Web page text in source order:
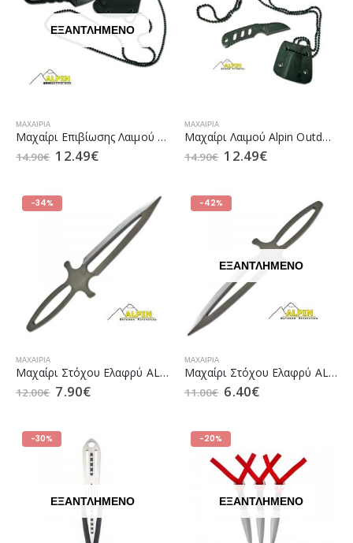
ΕΞΑΝΤΛΗΜΈΝΟ
ΜΑΧΑΊΡΙΑ
Mαχαίρι Επιβίωσης Λαιμού Alpin Outdoor με Αλυσίδα
14.90€ 12.49€
ΜΑΧΑΊΡΙΑ
Mαχαίρι Λαιμού Alpin Outdoor με Αλυσίδα
14.90€ 12.49€
-34%
ΜΑΧΑΊΡΙΑ
Μαχαίρι Στόχου Ελαφρύ ALPIN (23235-L)
12.00€ 7.90€
-42%
ΕΞΑΝΤΛΗΜΈΝΟ
ΜΑΧΑΊΡΙΑ
Μαχαίρι Στόχου Ελαφρύ ALPIN (23235-S)
11.00€ 6.40€
-30%
ΕΞΑΝΤΛΗΜΈΝΟ
-20%
ΕΞΑΝΤΛΗΜΈΝΟ